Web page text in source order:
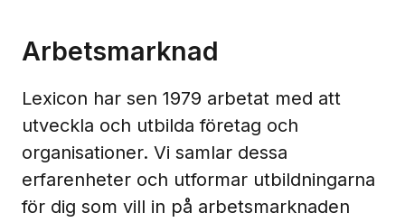
Arbetsmarknad
Lexicon har sen 1979 arbetat med att
utveckla och utbilda företag och
organisationer. Vi samlar dessa
erfarenheter och utformar utbildningarna
för dig som vill in på arbetsmarknaden